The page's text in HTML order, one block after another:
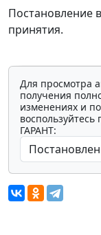
Постановление
принятия.
Для просмотра
получения
изменениях и
ГАРАНТ: